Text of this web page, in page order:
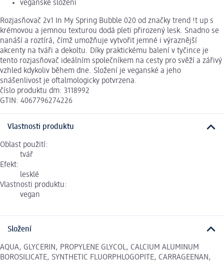
veganské složení
Rozjasňovač 2v1 In My Spring Bubble 020 od značky trend !t up s
krémovou a jemnou texturou dodá pleti přirozený lesk. Snadno se
nanáší a roztírá, čímž umožňuje vytvořit jemné i výraznější
akcenty na tváři a dekoltu. Díky praktickému balení v tyčince je
tento rozjasňovač ideálním společníkem na cesty pro svěží a zářivý
vzhled kdykoliv během dne. Složení je veganské a jeho
snášenlivost je oftalmologicky potvrzena.
číslo produktu dm: 3118992
GTIN: 4067796274226
Vlastnosti produktu
Oblast použití:
tvář
Efekt:
lesklé
Vlastnosti produktu:
vegan
Složení
AQUA, GLYCERIN, PROPYLENE GLYCOL, CALCIUM ALUMINUM
BOROSILICATE, SYNTHETIC FLUORPHLOGOPITE, CARRAGEENAN,